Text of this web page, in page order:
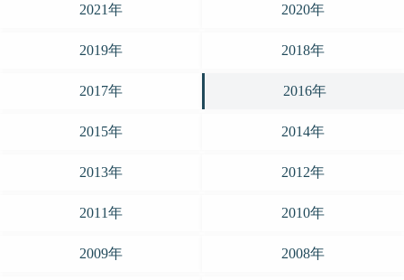
三和公益行
2021年 2020年
2019年 2018年
2017年 2016年
2015年 2014年
2013年 2012年
2011年 2010年
2009年 2008年